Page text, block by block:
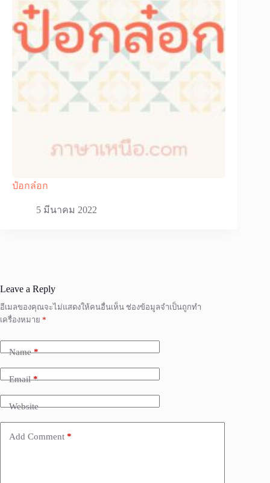
ป๋อกล๋อก
5 มีนาคม 2022
Leave a Reply
อีเมลของคุณจะไม่แสดงให้คนอื่นเห็น ช่องข้อมูลจำเป็นถูกทำ
เครื่องหมาย *
Name*
Email*
Website
Add Comment *